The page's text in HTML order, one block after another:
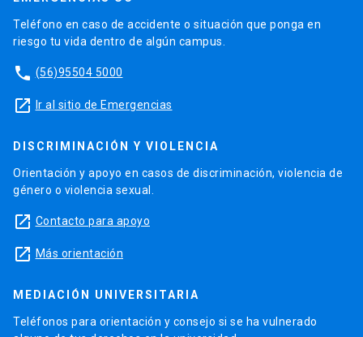
Teléfono en caso de accidente o situación que ponga en
riesgo tu vida dentro de algún campus.
phone (56)95504 5000
launch Ir al sitio de Emergencias
DISCRIMINACIÓN Y VIOLENCIA
Orientación y apoyo en casos de discriminación, violencia de
género o violencia sexual.
launch Contacto para apoyo
launch Más orientación
MEDIACIÓN UNIVERSITARIA
Teléfonos para orientación y consejo si se ha vulnerado